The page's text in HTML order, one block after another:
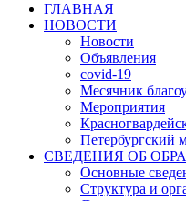
ГЛАВНАЯ
НОВОСТИ
Новости
Объявления
covid-19
Месячник
Мероприятия
Петербургский
СВЕДЕНИЯ ОБ
Основные
Структура и